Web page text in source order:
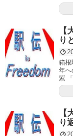
り
箱根
年へ
紫
り